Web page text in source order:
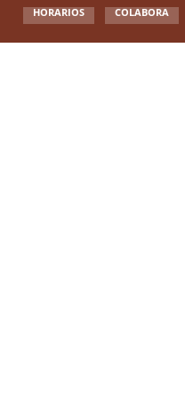
HORARIOS COLABORA